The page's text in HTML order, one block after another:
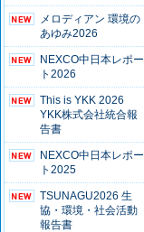
メロディアン 環境の
あゆみ2026
NEXCO中日本レポー
ト2026
This is YKK 2026
YKK株式会社統合報
告書
NEXCO中日本レポー
ト2025
TSUNAGU2026 生
協・環境・社会活動
報告書